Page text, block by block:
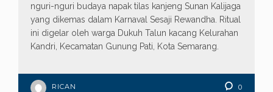
nguri-nguri budaya napak tilas kanjeng Sunan Kalijaga
yang dikemas dalam Karnaval Sesaji Rewandha. Ritual
ini digelar oleh warga Dukuh Talun kacang Kelurahan
Kandri, Kecamatan Gunung Pati, Kota Semarang.
RICAN 0